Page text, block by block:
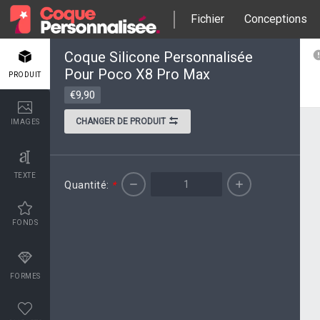
Fichier Conceptions
PRODUIT
IMAGES
TEXTE
FONDS
FORMES
Coque Silicone Personnalisée
Pour Poco X8 Pro Max
€9,90
CHANGER DE PRODUIT
Quantité: *